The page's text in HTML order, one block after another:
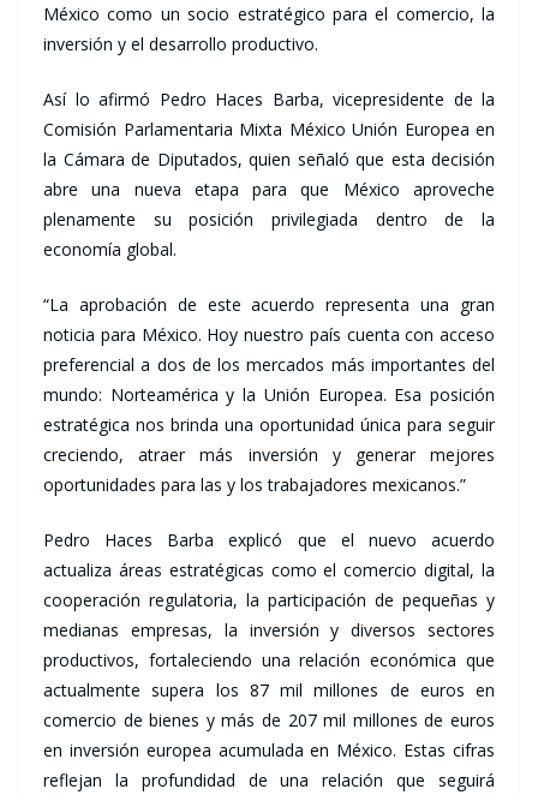
México como un socio estratégico para el comercio, la
inversión y el desarrollo productivo.
Así lo afirmó Pedro Haces Barba, vicepresidente de la
Comisión Parlamentaria Mixta México Unión Europea en
la Cámara de Diputados, quien señaló que esta decisión
abre una nueva etapa para que México aproveche
plenamente su posición privilegiada dentro de la
economía global.
“La aprobación de este acuerdo representa una gran
noticia para México. Hoy nuestro país cuenta con acceso
preferencial a dos de los mercados más importantes del
mundo: Norteamérica y la Unión Europea. Esa posición
estratégica nos brinda una oportunidad única para seguir
creciendo, atraer más inversión y generar mejores
oportunidades para las y los trabajadores mexicanos.”
Pedro Haces Barba explicó que el nuevo acuerdo
actualiza áreas estratégicas como el comercio digital, la
cooperación regulatoria, la participación de pequeñas y
medianas empresas, la inversión y diversos sectores
productivos, fortaleciendo una relación económica que
actualmente supera los 87 mil millones de euros en
comercio de bienes y más de 207 mil millones de euros
en inversión europea acumulada en México. Estas cifras
reflejan la profundidad de una relación que seguirá